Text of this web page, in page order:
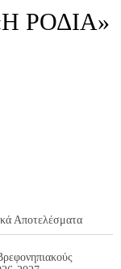
ΡΟΔΙΑ»
Αποτελέσματα